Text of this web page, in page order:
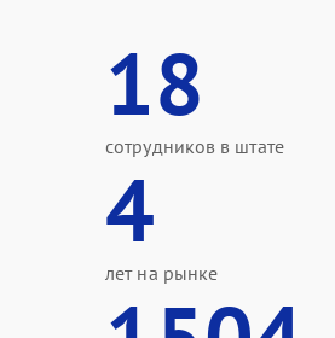
18
сотрудников в штате
4
лет на рынке